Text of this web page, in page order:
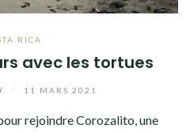
RICA
avec les tortues
11 MARS 2021
rejoindre Corozalito, une